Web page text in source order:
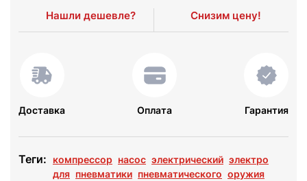
Нашли дешевле? Снизим цену!
Доставка Оплата Гарантия
Теги: компрессор насос электрический электро
для пневматики пневматического оружия